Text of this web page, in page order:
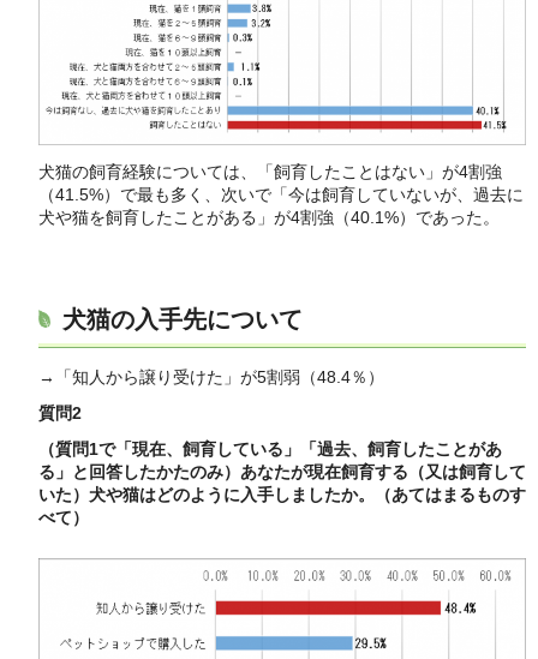
犬猫の飼育経験については、「飼育したことはない」が4割強
（41.5%）で最も多く、次いで「今は飼育していないが、過去に
犬や猫を飼育したことがある」が4割強（40.1%）であった。
犬猫の入手先について
→「知人から譲り受けた」が5割弱（48.4％）
質問2
（質問1で「現在、飼育している」「過去、飼育したことがあ
る」と回答したかたのみ）あなたが現在飼育する（又は飼育して
いた）犬や猫はどのように入手しましたか。（あてはまるものす
べて）